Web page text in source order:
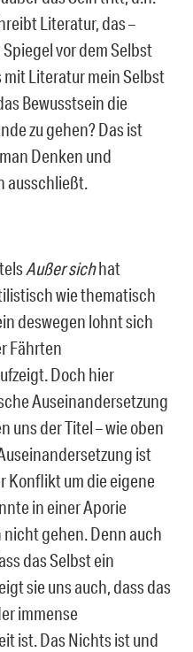
Literatur, das –
vor dem Selbst
mit Literatur mein Selbst
Bewusstsein die
zu gehen? Das ist
Denken und
ausschließt.
Außer sichhat
wie thematisch
deswegen lohnt sich
Fährten
Doch hier
Auseinandersetzung
uns der Titel – wie oben
ist
Konflikt um die eigene
in einer Aporie
gehen. Denn auch
das Selbst ein
sie uns auch, dass das
immense
ist. Das Nichts ist und